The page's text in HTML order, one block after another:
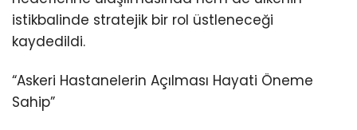
istikbalinde stratejik bir rol üstleneceği
kaydedildi.
“Askeri Hastanelerin Açılması Hayati Öneme
Sahip”